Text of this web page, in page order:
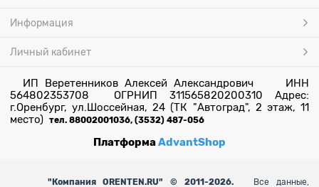
Информация
Личный кабинет
ИП Веретенников Алексей Александрович ИНН
564802353708 ОГРНИП 311565820200310 Адрес:
г.Оренбург, ул.Шоссейная, 24 (ТК "Автоград", 2 этаж, 11
место) тел. 88002001036, (3532) 487-056
ПлатформаAdvantShop
" Компания ORENTEN.RU" © 2011-2026.
Все данные,